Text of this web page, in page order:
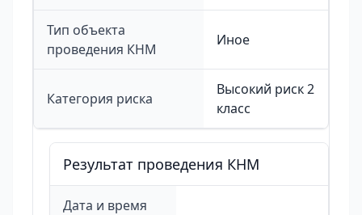
Тип объекта
проведения КНМ
Иное
Категория риска
Высокий риск 2
класс
Результат проведения КНМ
Дата и время